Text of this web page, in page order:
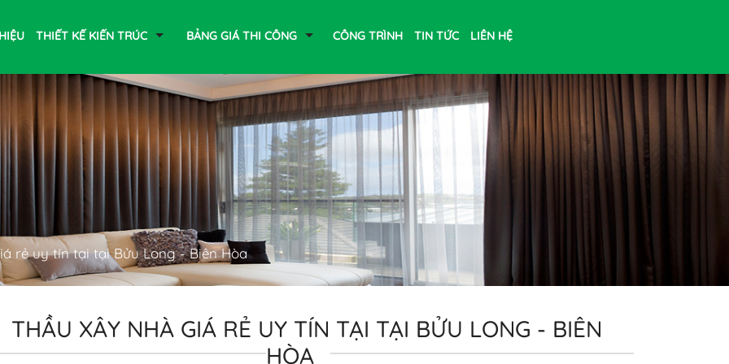
THIẾT KẾ KIẾN TRÚC BẢNG GIÁ THI CÔNG CÔNG TRÌNH TIN TỨC LIÊN HỆ
rẻ uy tín tại tại Bửu Long - Biên Hòa
THẦU XÂY NHÀ GIÁ RẺ UY TÍN TẠI TẠI BỬU LONG - BIÊN
HÒA